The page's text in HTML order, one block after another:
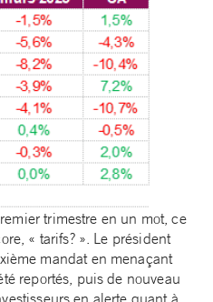
trimestre en un mot, ce
« tarifs? ». Le président
mandat en menaçant
reportés, puis de nouveau